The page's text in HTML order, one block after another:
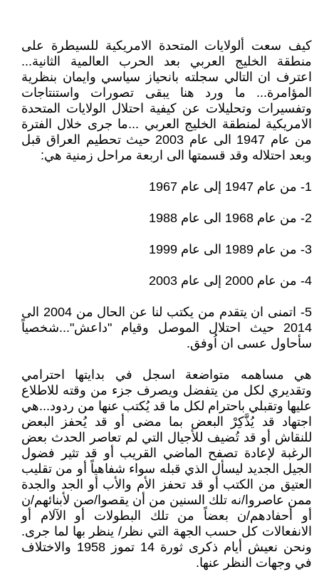
كيف سعت ألولايات المتحدة الامريكية للسيطرة على
منطقة الخليج العربي بعد الحرب العالمية الثانية...
اعترف ان التالي سجلته بانحياز سياسي وايمان بنظرية
المؤامرة... ما ورد هنا يبقى تصورات واستنتاجات
وتفسيرات وتحليلات عن كيفية احتلال الولايات المتحدة
الامريكية لمنطقة الخليج العربي ...ما جرى خلال الفترة
من عام 1947 الى عام 2003 حيث تحطيم العراق قبل
وبعد احتلاله وقد قسمتها الى اربعة مراحل زمنية هي:
1- من عام 1947 إلى عام 1967
2- من عام 1968 الى عام 1988
3- من عام 1989 الى عام 1999
4- من عام 2000 إلى عام 2003
5- اتمنى ان يتقدم من يكتب لنا عن الحال من 2004 الى
2014 حيث احتلال الموصل وقيام "داعش"...شخصياً
سأحاول عسى ان اُوفق.
هي مساهمه متواضعة اسجل في بدايتها احترامي
وتقديري لكل من يتفضل ويصرف جزء من وقته للاطلاع
عليها وتقبلي باحترام لكل ما قد يُكتب عنها من ردود...هي
اجتهاد قد يُذَّكِرْ البعض بما مضى أو قد يُحفز البعض
للنقاش أو قد تُضيف للأجيال التي لم تعاصر الحدث بعض
الرغبة لإعادة تصفح الماضي القريب أو قد تثير فضول
الجيل الجديد ليسأل الذي قبله سواء شفاهياً أو من تقليب
العتيق من الكتب أو قد تحفز الأم والأب أو الجد والجدة
ممن عاصروا/نه تلك السنين من أن يقصوا/صن لأبنائهم/ن
أو أحفادهم/ن بعضاً من تلك البطولات أو الآلام أو
الانفعالات كل حسب الجهة التي نظر/ ينظر بها لما جرى.
ونحن نعيش أيام ذكرى ثورة 14 تموز 1958 والاختلاف
في وجهات النظر عنها.